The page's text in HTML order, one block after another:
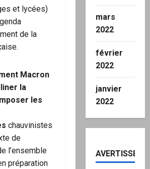
et lycées)
de la
Macron
la
les
chauvinistes
de
l’ensemble
préparation
mars
2022
février
2022
janvier
2022